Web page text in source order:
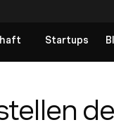
Startups